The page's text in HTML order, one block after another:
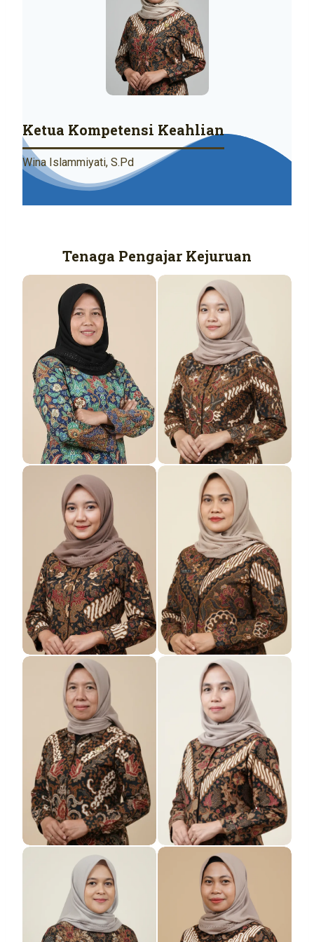
Ketua Kompetensi Keahlian
Wina Islammiyati, S.Pd
Tenaga Pengajar Kejuruan